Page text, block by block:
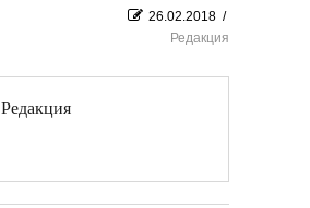
26.02.2018 /
Редакция
Редакция